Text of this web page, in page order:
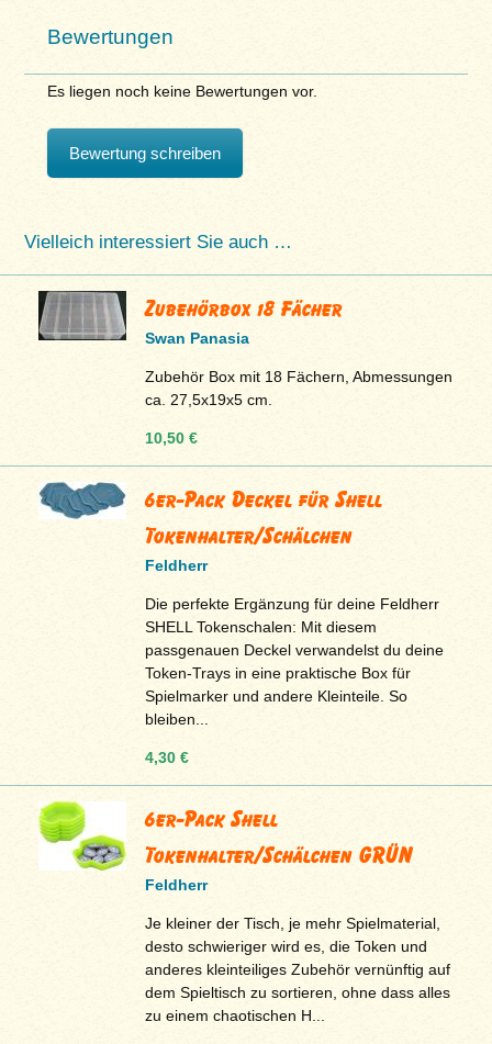
Bewertungen
Es liegen noch keine Bewertungen vor.
Bewertung schreiben
Vielleich interessiert Sie auch …
Zubehörbox 18 Fächer
Swan Panasia
Zubehör Box mit 18 Fächern, Abmessungen
ca. 27,5x19x5 cm.
10,50 €
6er-Pack Deckel für Shell
Tokenhalter/Schälchen
Feldherr
Die perfekte Ergänzung für deine Feldherr
SHELL Tokenschalen: Mit diesem
passgenauen Deckel verwandelst du deine
Token-Trays in eine praktische Box für
Spielmarker und andere Kleinteile. So
bleiben...
4,30 €
6er-Pack Shell
Tokenhalter/Schälchen GRÜN
Feldherr
Je kleiner der Tisch, je mehr Spielmaterial,
desto schwieriger wird es, die Token und
anderes kleinteiliges Zubehör vernünftig auf
dem Spieltisch zu sortieren, ohne dass alles
zu einem chaotischen H...